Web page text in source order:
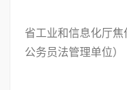
省工业和信息化厅
公务员法管理单位）